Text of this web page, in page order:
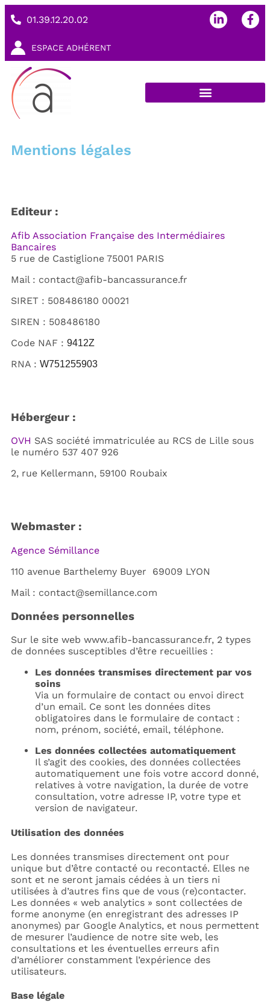
01.39.12.20.02
ESPACE ADHÉRENT
Mentions légales
Editeur :
Afib Association Française des Intermédiaires
Bancaires
5 rue de Castiglione 75001 PARIS
Mail : contact@afib-bancassurance.fr
SIRET : 508486180 00021
SIREN : 508486180
Code NAF : 9412Z
RNA : W751255903
Hébergeur :
OVH SAS société immatriculée au RCS de Lille sous
le numéro 537 407 926
2, rue Kellermann, 59100 Roubaix
Webmaster :
Agence Sémillance
110 avenue Barthelemy Buyer 69009 LYON
Mail : contact@semillance.com
Données personnelles
Sur le site web www.afib-bancassurance.fr, 2 types
de données susceptibles d’être recueillies :
Les données transmises directement par vos
soins
Via un formulaire de contact ou envoi direct
d’un email. Ce sont les données dites
obligatoires dans le formulaire de contact :
nom, prénom, société, email, téléphone.
Les données collectées automatiquement
Il s’agit des cookies, des données collectées
automatiquement une fois votre accord donné,
relatives à votre navigation, la durée de votre
consultation, votre adresse IP, votre type et
version de navigateur.
Utilisation des données
Les données transmises directement ont pour
unique but d’être contacté ou recontacté. Elles ne
sont et ne seront jamais cédées à un tiers ni
utilisées à d’autres fins que de vous (re)contacter.
Les données « web analytics » sont collectées de
forme anonyme (en enregistrant des adresses IP
anonymes) par Google Analytics, et nous permettent
de mesurer l’audience de notre site web, les
consultations et les éventuelles erreurs afin
d’améliorer constamment l’expérience des
utilisateurs.
Base légale